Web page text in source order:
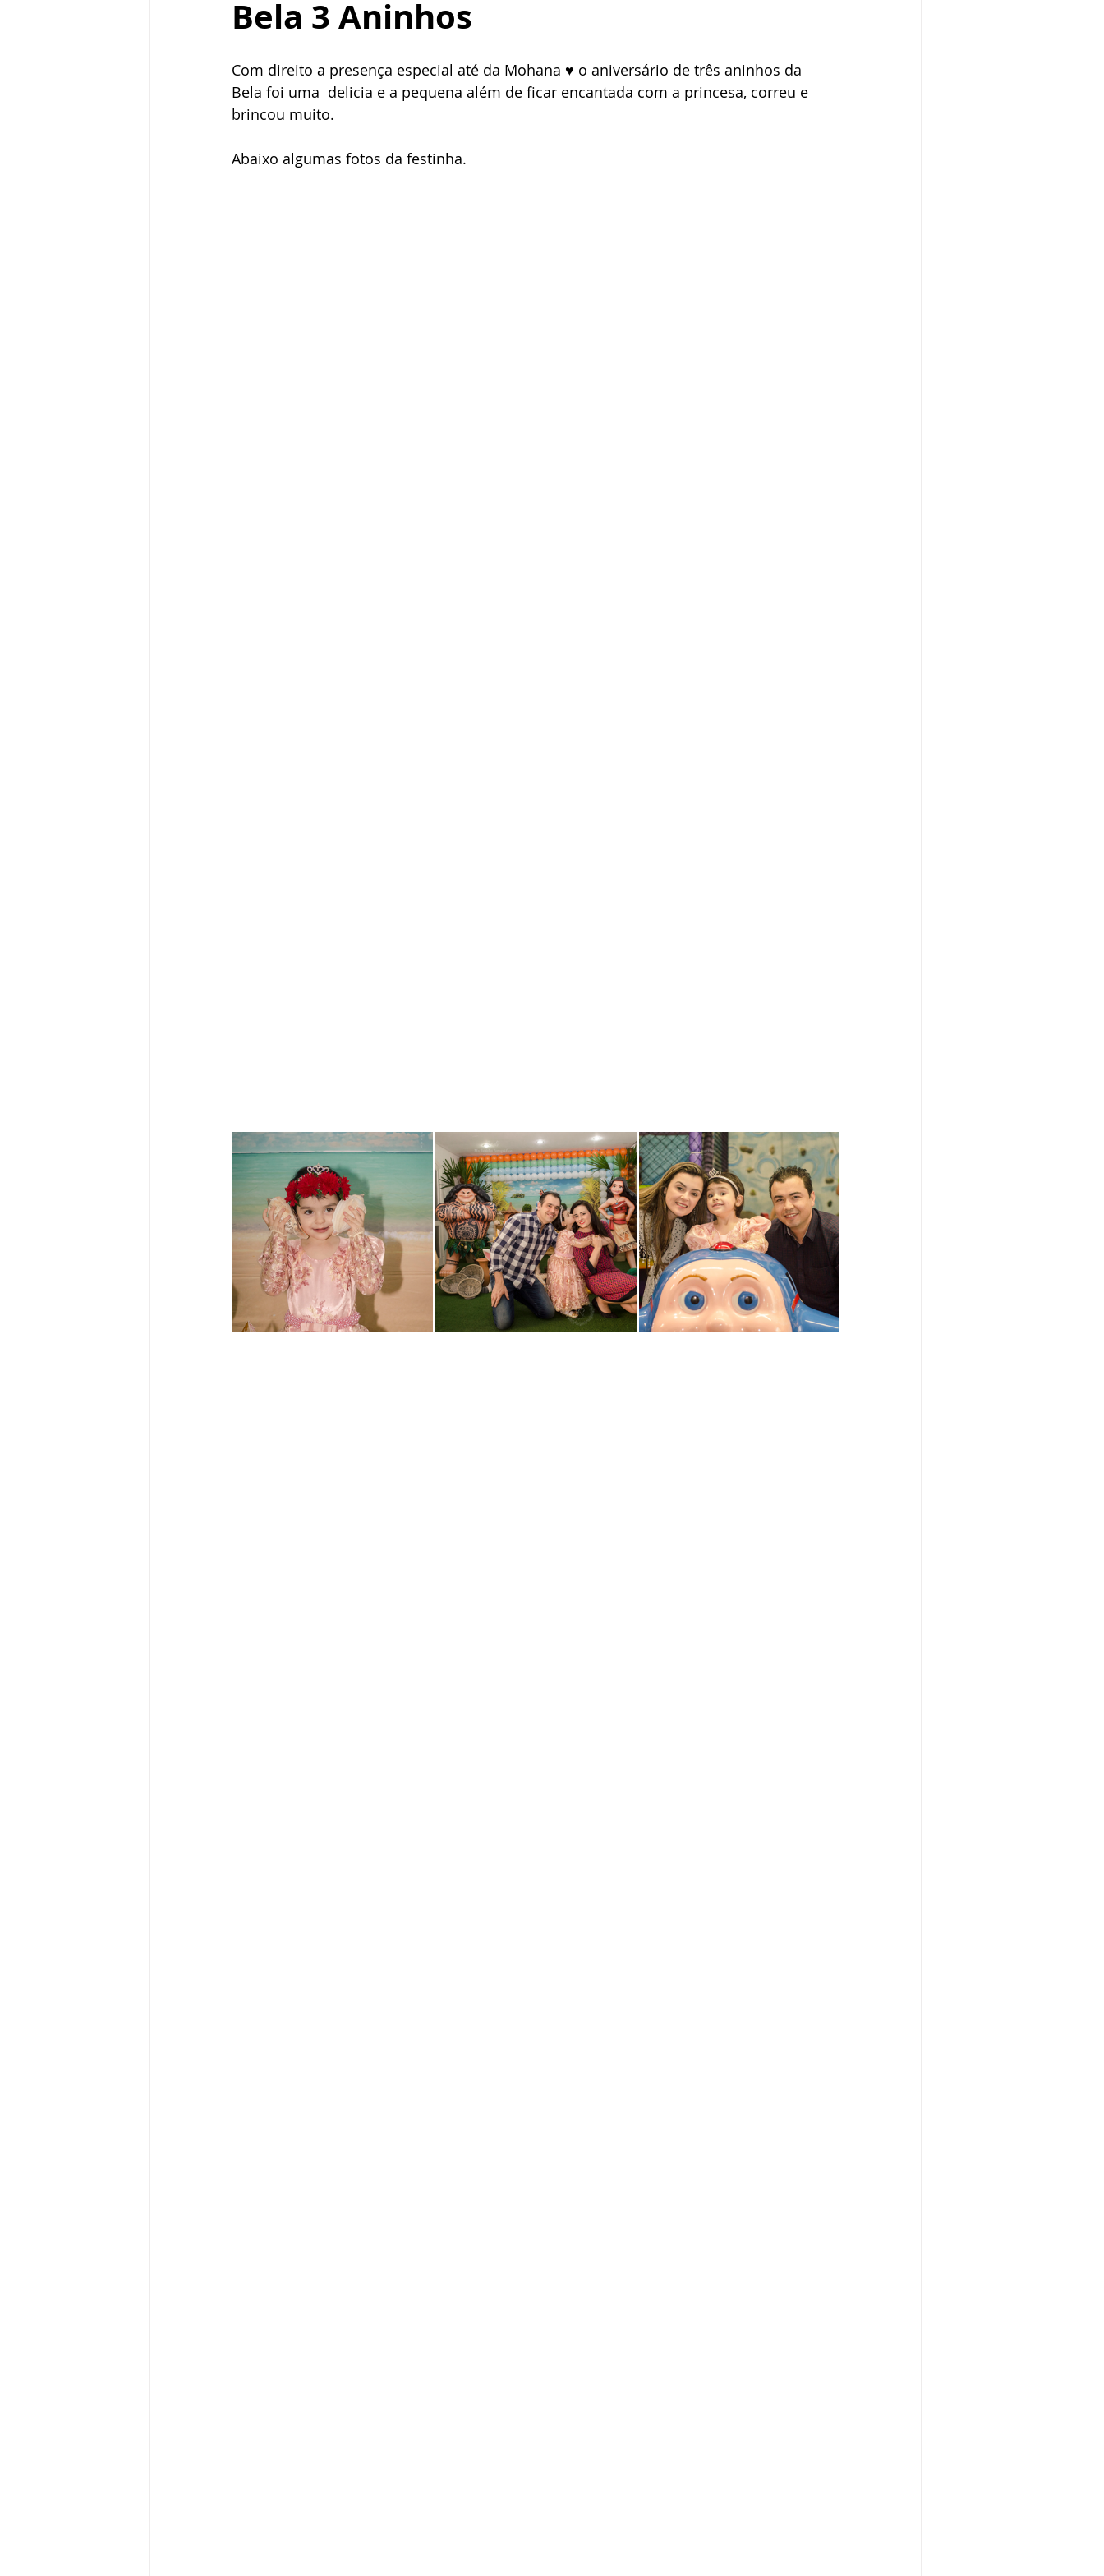
Fotografia de pet sereias ensaios sesual
Mini Ensaios de Páscoa Book infantil de Páscoa star wars
Bela 3 Aninhos
Com direito a presença especial até da Mohana ♥ o aniversário de três aninhos da
Bela foi uma  delicia e a pequena além de ficar encantada com a princesa, correu e
brincou muito.
Abaixo algumas fotos da festinha.